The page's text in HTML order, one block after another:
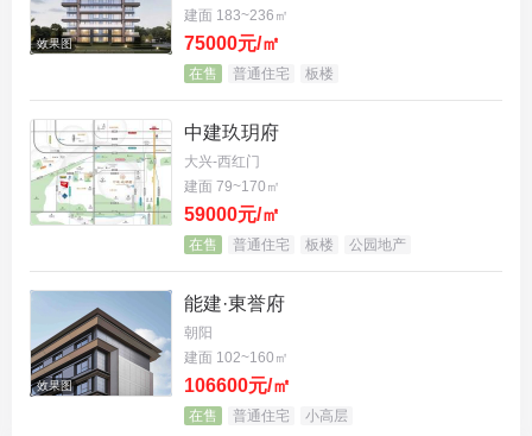
该宗地具体规划指标如下：
据了解，中央别墅区也已经有两年多未有宅地供应，
上次土拍还是金地+首开+旭辉，2018年11月份以总
价45亿拍得的限竞房地块——公园十七区。
2008年5月19日，中粮通过现场竞价方式，以4100
效果图
建面 183~236㎡
75000元/㎡
在售 普通住宅 板楼
中建玖玥府
大兴-西红门
建面 79~170㎡
59000元/㎡
在售 普通住宅 板楼 公园地产
效果图
能建·東誉府
朝阳
建面 102~160㎡
106600元/㎡
在售 普通住宅 小高层